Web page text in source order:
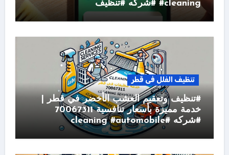
#cleaning #شركه #تنظيف
تنظيف الفلل فى قطر
#تنظيف وتعقيم العشب الأخضر في قطر |
خدمة مميزة بأسعار تنافسية 70067311
#شركه #cleaning #automobile